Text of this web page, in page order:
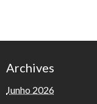
Archives
Junho 2026